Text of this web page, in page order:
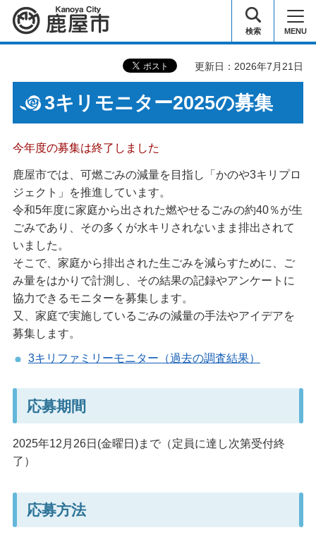
鹿屋市 検索 MENU
更新日：2026年7月21日
3キリモニター2025の募集
今年度の募集は終了しました
鹿屋市では、可燃ごみの減量を目指し「かのや3キリプロ
ジェクト」を推進しています。
令和5年度に家庭から出された燃やせるごみの約40％が生
ごみであり、その多くが水キリされないまま排出されて
いました。
そこで、家庭から排出された生ごみを減らすために、ご
み量をはかりで計測し、その結果の記録やアンケートに
協力できるモニターを募集します。
又、家庭で実施しているごみの減量の手法やアイデアを
募集します。
3キリファミリーモニター（過去の調査結果）
応募期間
2025年12月26日(金曜日)まで（定員に達し次第受付終
了）
応募方法